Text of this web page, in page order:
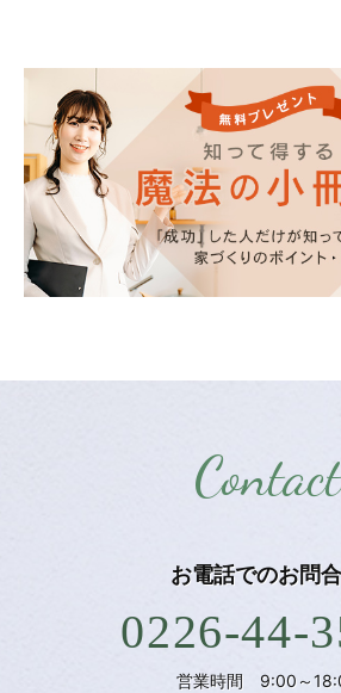
Contact
お電話でのお問
0226-44-
営業時間 9:00～